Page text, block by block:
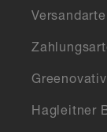
Hagleitner